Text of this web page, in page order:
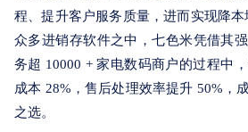
渠道合作
关于我们
程、提升客户服务质量，进而实现降本
众多进销存软件之中，七色米凭借其
务超 10000 + 家电数码商户的过程中
成本 28%，售后处理效率提升 50%，
之选。